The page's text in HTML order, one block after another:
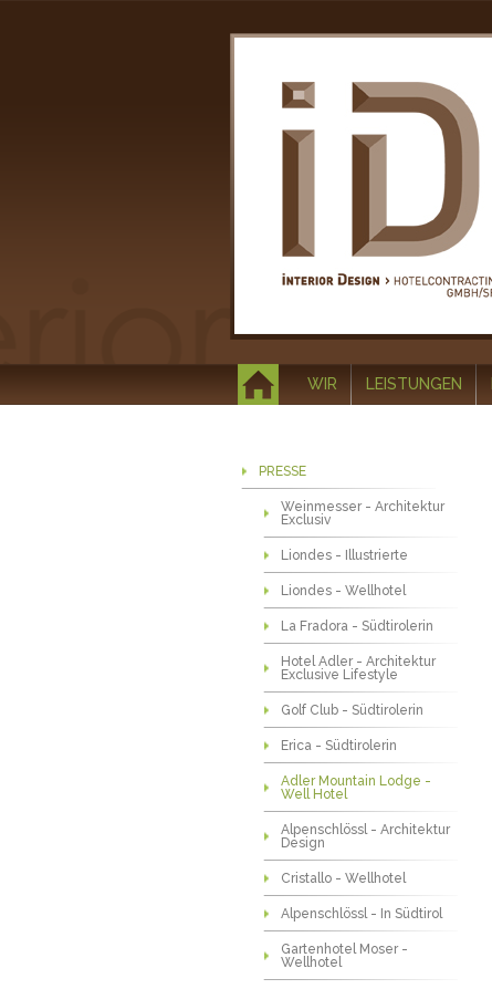
WIR LEISTUNGEN
PRESSE
Weinmesser - Architektur
Exclusiv
Liondes - Illustrierte
Liondes - Wellhotel
La Fradora - Südtirolerin
Hotel Adler - Architektur
Exclusive Lifestyle
Golf Club - Südtirolerin
Erica - Südtirolerin
Adler Mountain Lodge -
Well Hotel
Alpenschlössl - Architektur
Design
Cristallo - Wellhotel
Alpenschlössl - In Südtirol
Gartenhotel Moser -
Wellhotel